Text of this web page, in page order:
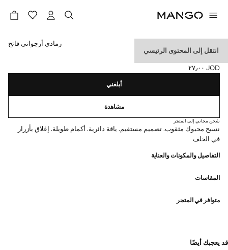
انتقل إلى المحتوى الرئيسي
بلوفر بحياكة مخرمة
السعر الحالي [JOD ٢٧٫٠٠ ]
JOD ٢٧٫٠٠
حدد اللون
رمادي أرجواني فاتح
أبلغني
مشاهدة
شحن مجاني إلى المتجر
نسيج محبوك مثقوب. تصميم مستقيم. ياقة دائرية. أكمام طويلة. إغلاق بأزرار
في الخلف
التفاصيل والمكونات والعناية
المقاسات
متوافر في المتجر
قد يعجبك أيضًا